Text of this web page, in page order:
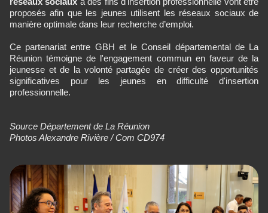
proposés afin que les jeunes utilisent les réseaux sociaux de
manière optimale dans leur recherche d’emploi.
Ce partenariat entre GBH et le Conseil départemental de La
Réunion témoigne de l'engagement commun en faveur de la
jeunesse et de la volonté partagée de créer des opportunités
significatives pour les jeunes en difficulté d'insertion
professionnelle.
Source Département de La Réunion
Photos Alexandre Rivière / Com CD974